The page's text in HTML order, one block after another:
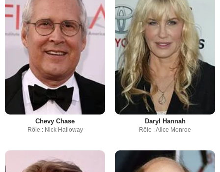
Chevy Chase
Rôle : Nick Halloway
Daryl Hannah
Rôle : Alice Monroe